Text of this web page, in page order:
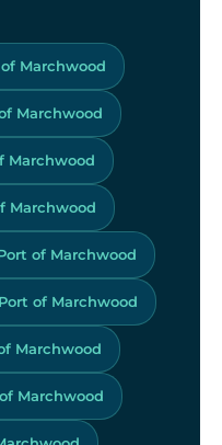
Marchwood
Marchwood
Marchwood
Marchwood
of Marchwood
of Marchwood
Marchwood
Marchwood